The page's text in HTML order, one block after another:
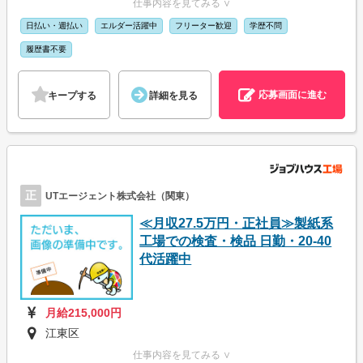
仕事内容を見てみる ∨
日払い・週払い エルダー活躍中 フリーター歓迎 学歴不問
履歴書不要
キープする 詳細を見る 応募画面に進む
正 UTエージェント株式会社（関東）
≪月収27.5万円・正社員≫製紙系
工場での検査・検品 日勤・20-40
代活躍中
月給215,000円
江東区
仕事内容を見てみる ∨